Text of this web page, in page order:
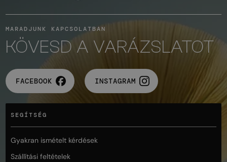
MARADJUNK KAPCSOLATBAN
KÖVESD A VARÁZSLATOT
FACEBOOK INSTAGRAM
SEGÍTSÉG
Gyakran ismételt kérdések
Szállítási feltételek